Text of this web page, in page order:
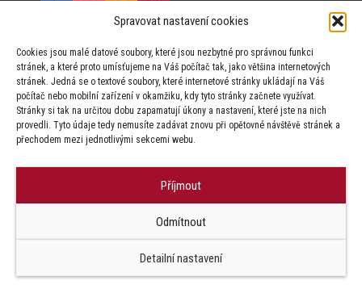
Spravovat nastavení cookies
Cookies jsou malé datové soubory, které jsou nezbytné pro správnou funkci
stránek, a které proto umísťujeme na Váš počítač tak, jako většina internetových
stránek. Jedná se o textové soubory, které internetové stránky ukládají na Váš
počítač nebo mobilní zařízení v okamžiku, kdy tyto stránky začnete využívat.
Stránky si tak na určitou dobu zapamatují úkony a nastavení, které jste na nich
provedli. Tyto údaje tedy nemusíte zadávat znovu při opětovné návštěvě stránek a
přechodem mezi jednotlivými sekcemi webu.
Příjmout
Odmítnout
Detailní nastavení
Vinohradská 190, 130 00 Praha 3
Za publikovaný obsah odpovídají jednotliví autoři.
Factory s.r.o. zapovězeno.